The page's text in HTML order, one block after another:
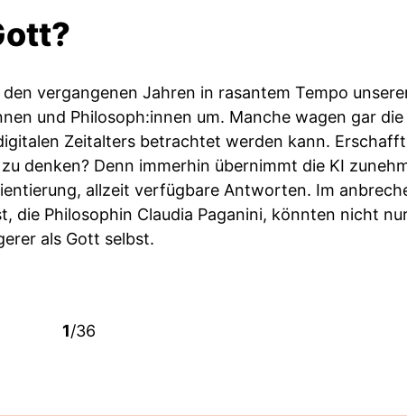
vergangenen Jahren in rasantem Tempo
und Philosoph:innen um. Manche wagen gar
Zeitalters betrachtet werden kann.
denken? Denn immerhin übernimmt die KI
allzeit verfügbare Antworten. Im
die Philosophin Claudia Paganini, könnten nicht
als Gott selbst.
1/36